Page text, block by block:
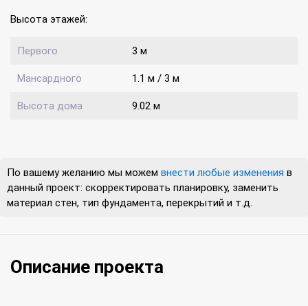
Высота этажей:
Первого 3 м
Мансардного 1.1 м / 3 м
Высота дома 9.02 м
По вашему желанию мы можем внести любые изменения в
данный проект: скорректировать планировку, заменить
материал стен, тип фундамента, перекрытий и т.д.
Описание проекта